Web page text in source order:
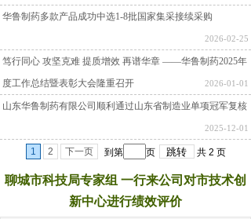
华鲁制药多款产品成功中选1-8批国家集采接续采购
2026-02-25
笃行同心 攻坚克难 提质增效 再谱华章 ——华鲁制药2025年
度工作总结暨表彰大会隆重召开
2026-01-01
山东华鲁制药有限公司顺利通过山东省制造业单项冠军复核
2025-12-01
1 2 下一页 到第 页 共 2 页
聊城市科技局专家组 一行来公司对市技术创
新中心进行绩效评价